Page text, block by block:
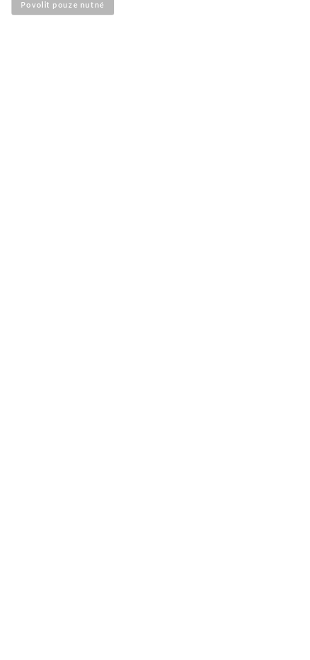
SOUVISEJÍCÍ PRODUKTY
Povolit pouze nutné